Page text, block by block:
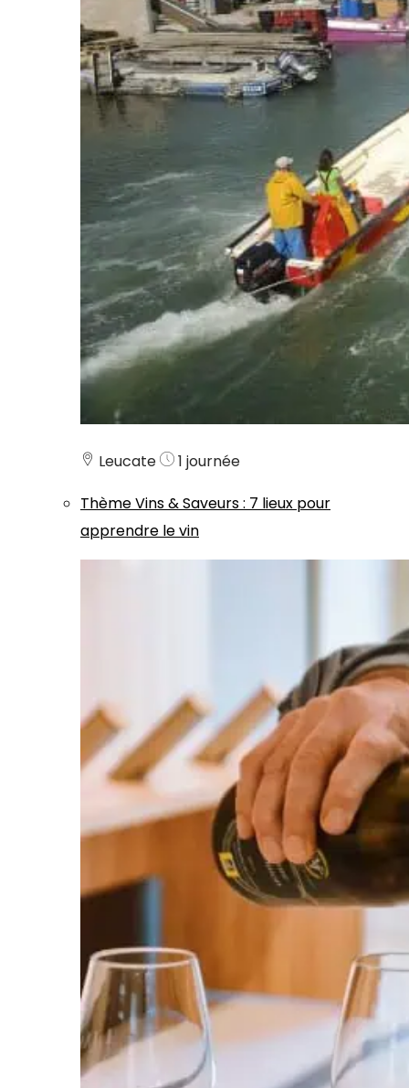
Leucate
1 journée
ThèmeVins & Saveurs: 7 lieux pour
apprendre le vin